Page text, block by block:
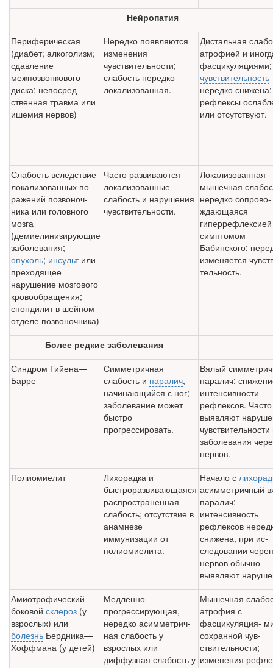
Нейропатия
Периферическая
(диабет; алкого­лизм;
сдавление
межпозвонкового
диска; непосред­
ственная травма или
ишемия нервов)
Нередко появляются
изменения
чувствитель­ности;
слабость нередко
локализованная.
Дистальная
атро­фией и
фасцикуляциями;
чувствительность
нередко снижена;
рефлексы
или отсутствуют.
Слабость вследствие
локализованных по­
ражений позвоноч­
ника или головного
мозга
(демиелинизирующие
забо­левания;
опухоль; инсультили
пре­ходящее
нарушение мозгового
крово­обращения;
спонди­лит в шейном
отделе позвоночника)
Часто развиваются
лока­лизованные
слабость и нарушения
чувствитель­ности.
Локализованная
мышечная
нередко сопрово­
ждающаяся
симптомом
Бабинского;
изменяется
тельность.
Более редкие заболевания
Синдром Гийена—
Барре
Симметричная
слабость и паралич,
начинающийся с ног;
заболевание может
быстро
прогрессировать.
Вялый
паралич;
интен­сивности
рефлексов. Часто
выявляют
чув­ствительности
заболевания
нервов.
Полиомиелит
Лихорадка и
быстроразвивающаяся
распространен­ная
слабость; отсутствие в
анамнезе
иммунизации от
полиомиелита.
Начало с
асим­метричный
паралич;
интенсивность
рефлексов
снижена, при ис­
следовании
нервов обычно
выявляют
Амиотрофический
боковой склероз (у
взрослых) или
болезнь Бердника—
Хоффмана (у детей)
Медленно
прогрессирую­щая,
нередко асимметрич­
ная слабость у
взрослых или
диффузная слабость у
Мышечная
атрофия с
фасцикуляция-
сохранной чув­
ствительности;
изменения